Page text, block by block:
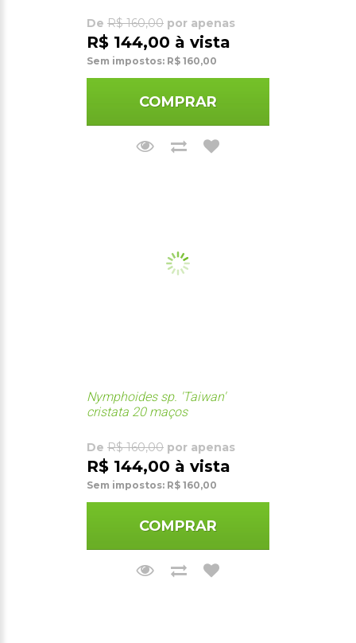
De R$ 160,00 por apenas
R$ 144,00 à vista
Sem impostos: R$ 160,00
COMPRAR
Nymphoides sp. 'Taiwan'
cristata 20 maços
De R$ 160,00 por apenas
R$ 144,00 à vista
Sem impostos: R$ 160,00
COMPRAR